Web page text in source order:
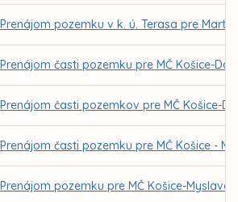
Prenájom pozemku v k. ú. Terasa pre
Prenájom časti pozemku pre MČ Košice-
Prenájom časti pozemkov pre MČ Košice-
Prenájom časti pozemku pre MČ Košice -
Prenájom pozemku pre MČ Košice-